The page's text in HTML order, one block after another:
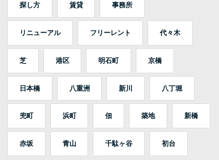
探し方 賃貸 事務所
リニューアル フリーレント 代々木
芝 港区 明石町 京橋
日本橋 八重洲 新川 八丁堀
兜町 浜町 佃 築地 新橋
赤坂 青山 千駄ヶ谷 初台